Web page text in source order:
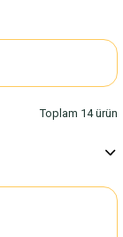
Toplam 14 ürün